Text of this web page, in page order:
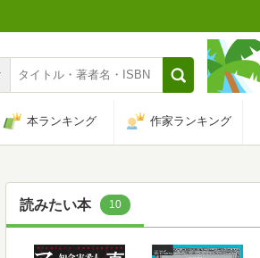
本ランキング 作家ランキング
読みたい本 10